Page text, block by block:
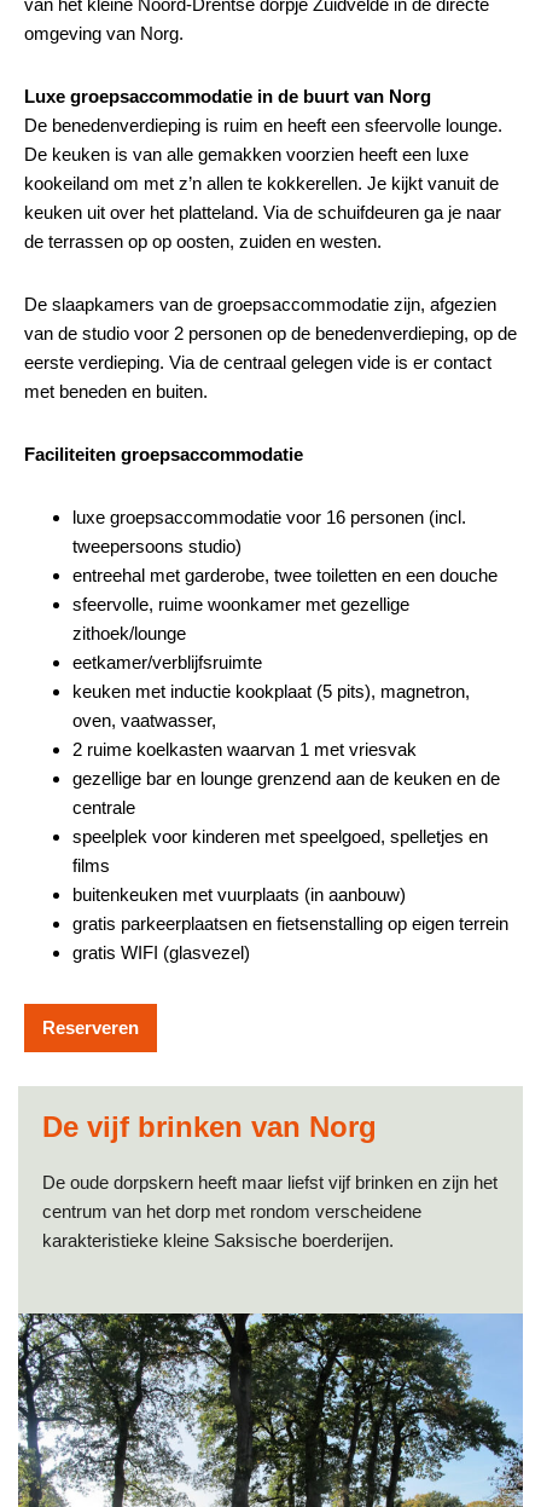
van het kleine Noord-Drentse dorpje Zuidvelde in de directe
omgeving van Norg.
Luxe groepsaccommodatie in de buurt van Norg
De benedenverdieping is ruim en heeft een sfeervolle lounge.
De keuken is van alle gemakken voorzien heeft een luxe
kookeiland om met z’n allen te kokkerellen. Je kijkt vanuit de
keuken uit over het platteland. Via de schuifdeuren ga je naar
de terrassen op op oosten, zuiden en westen.
De slaapkamers van de groepsaccommodatie zijn, afgezien
van de studio voor 2 personen op de benedenverdieping, op de
eerste verdieping. Via de centraal gelegen vide is er contact
met beneden en buiten.
Faciliteiten groepsaccommodatie
luxe groepsaccommodatie voor 16 personen (incl.
tweepersoons studio)
entreehal met garderobe, twee toiletten en een douche
sfeervolle, ruime woonkamer met gezellige
zithoek/lounge
eetkamer/verblijfsruimte
keuken met inductie kookplaat (5 pits), magnetron,
oven, vaatwasser,
2 ruime koelkasten waarvan 1 met vriesvak
gezellige bar en lounge grenzend aan de keuken en de
centrale
speelplek voor kinderen met speelgoed, spelletjes en
films
buitenkeuken met vuurplaats (in aanbouw)
gratis parkeerplaatsen en fietsenstalling op eigen terrein
gratis WIFI (glasvezel)
Reserveren
De vijf brinken van Norg
De oude dorpskern heeft maar liefst vijf brinken en zijn het
centrum van het dorp met rondom verscheidene
karakteristieke kleine Saksische boerderijen.